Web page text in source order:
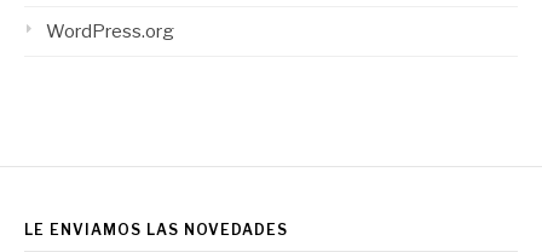
WordPress.org
LE ENVIAMOS LAS NOVEDADES